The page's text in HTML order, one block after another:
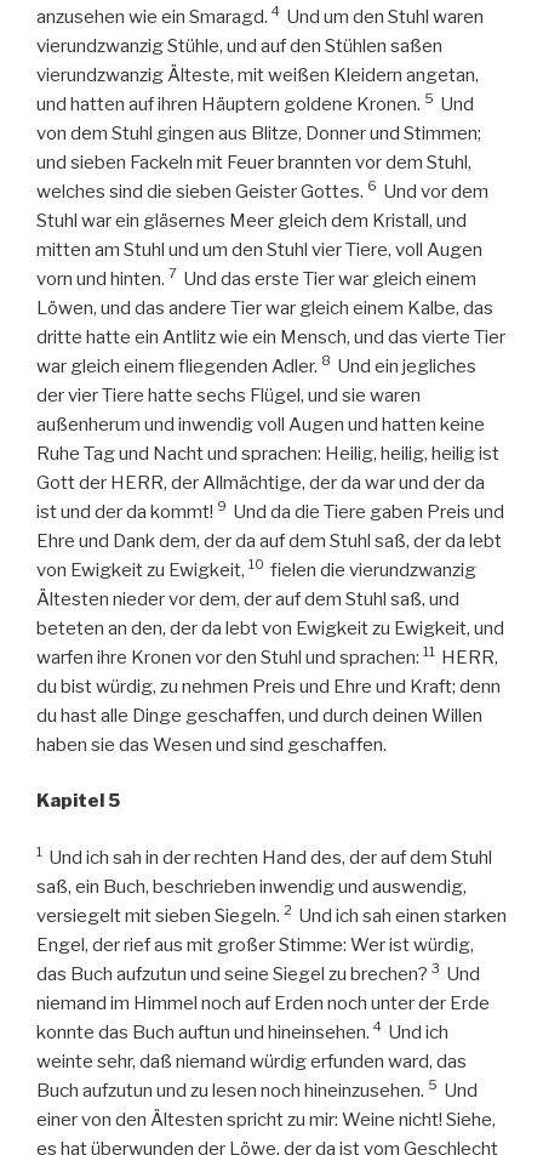
anzusehen wie ein Smaragd. 4 Und um den Stuhl waren
vierundzwanzig Stühle, und auf den Stühlen saßen
vierundzwanzig Älteste, mit weißen Kleidern angetan,
und hatten auf ihren Häuptern goldene Kronen. 5 Und
von dem Stuhl gingen aus Blitze, Donner und Stimmen;
und sieben Fackeln mit Feuer brannten vor dem Stuhl,
welches sind die sieben Geister Gottes. 6 Und vor dem
Stuhl war ein gläsernes Meer gleich dem Kristall, und
mitten am Stuhl und um den Stuhl vier Tiere, voll Augen
vorn und hinten. 7 Und das erste Tier war gleich einem
Löwen, und das andere Tier war gleich einem Kalbe, das
dritte hatte ein Antlitz wie ein Mensch, und das vierte Tier
war gleich einem fliegenden Adler. 8 Und ein jegliches
der vier Tiere hatte sechs Flügel, und sie waren
außenherum und inwendig voll Augen und hatten keine
Ruhe Tag und Nacht und sprachen: Heilig, heilig, heilig ist
Gott der HERR, der Allmächtige, der da war und der da
ist und der da kommt! 9 Und da die Tiere gaben Preis und
Ehre und Dank dem, der da auf dem Stuhl saß, der da lebt
von Ewigkeit zu Ewigkeit, 10 fielen die vierundzwanzig
Ältesten nieder vor dem, der auf dem Stuhl saß, und
beteten an den, der da lebt von Ewigkeit zu Ewigkeit, und
warfen ihre Kronen vor den Stuhl und sprachen: 11 HERR,
du bist würdig, zu nehmen Preis und Ehre und Kraft; denn
du hast alle Dinge geschaffen, und durch deinen Willen
haben sie das Wesen und sind geschaffen.
Kapitel 5
1 Und ich sah in der rechten Hand des, der auf dem Stuhl
saß, ein Buch, beschrieben inwendig und auswendig,
versiegelt mit sieben Siegeln. 2 Und ich sah einen starken
Engel, der rief aus mit großer Stimme: Wer ist würdig,
das Buch aufzutun und seine Siegel zu brechen? 3 Und
niemand im Himmel noch auf Erden noch unter der Erde
konnte das Buch auftun und hineinsehen. 4 Und ich
weinte sehr, daß niemand würdig erfunden ward, das
Buch aufzutun und zu lesen noch hineinzusehen. 5 Und
einer von den Ältesten spricht zu mir: Weine nicht! Siehe,
es hat überwunden der Löwe, der da ist vom Geschlecht